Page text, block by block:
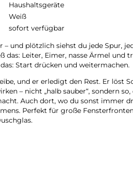
Haushaltsgeräte
Weiß
sofort verfügbar
und plötzlich siehst du jede Spur,
das: Leiter, Eimer, nasse Ärmel und
Start drücken und weitermachen.
und er erledigt den Rest. Er löst
– nicht „halb sauber“, sondern
Auch dort, wo du sonst immer
Perfekt für große
Zeit zurück. Keine Fensterputz-